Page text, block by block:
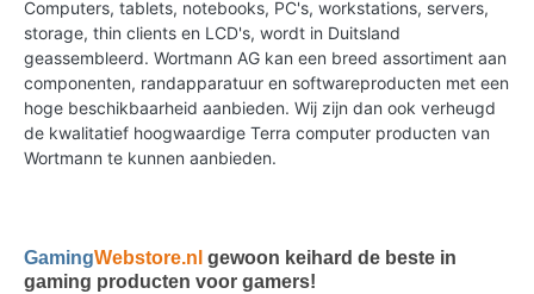
Computers, tablets, notebooks, PC's, workstations, servers,
storage, thin clients en LCD's, wordt in Duitsland
geassembleerd. Wortmann AG kan een breed assortiment aan
componenten, randapparatuur en softwareproducten met een
hoge beschikbaarheid aanbieden. Wij zijn dan ook verheugd
de kwalitatief hoogwaardige Terra computer producten van
Wortmann te kunnen aanbieden.
GamingWebstore.nl gewoon keihard de beste in
gaming producten voor gamers!